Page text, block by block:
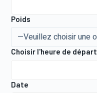
Poids
Choisir l'heure de départ
Date